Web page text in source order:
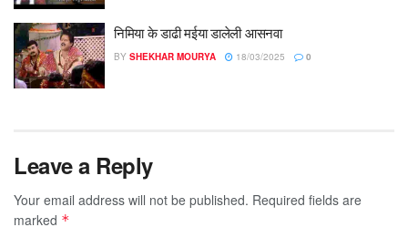
निमिया के डाढी मईया डालेली आसनवा
BY SHEKHAR MOURYA 18/03/2025 0
Leave a Reply
Your email address will not be published. Required fields are
marked *